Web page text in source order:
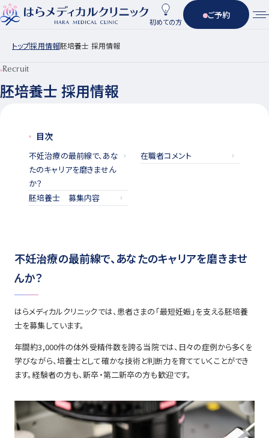
初めての方
ご予約
トップ採用情報胚培養士 採用情報
Recruit
胚培養士 採用情報
目次
不妊治療の最前線で、あな
たのキャリアを磨きません
か？
在職者コメント
胚培養士 募集内容
不妊治療の最前線で、あなたのキャリアを磨きませ
んか？
はらメディカルクリニックでは、患者さまの「最短妊娠」を支える胚培養
士を募集しています。
年間約3,000件の体外受精件数を誇る当院では、日々の症例から多くを
学びながら、培養士として確かな技術と判断力を育てていくことができ
ます。経験者の方も、新卒・第二新卒の方も歓迎です。